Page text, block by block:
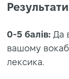
0-5 балів: Да
вашому
лексика.